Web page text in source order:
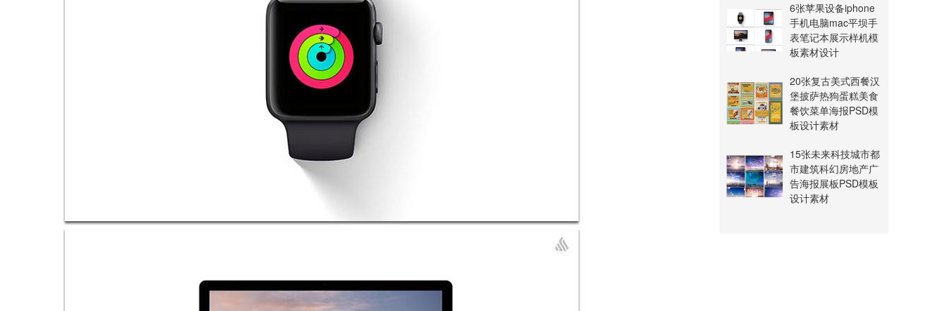
6张苹果设备iphone
手机电脑mac平坝手
表笔记本展示样机模
板素材设计
20张复古美式西餐汉
堡披萨热狗蛋糕美食
餐饮菜单海报PSD模
板设计素材
15张未来科技城市都
市建筑科幻房地产广
告海报展板PSD模板
设计素材